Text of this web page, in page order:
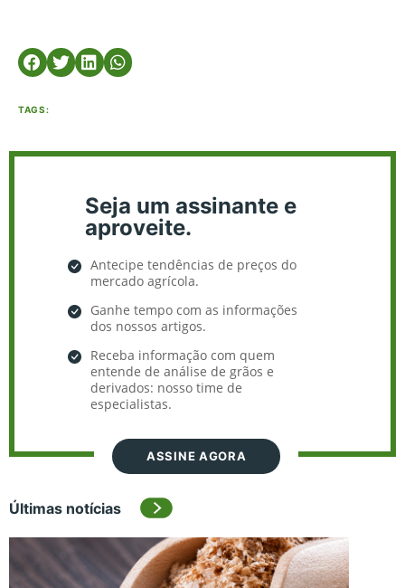
TAGS:
Seja um assinante e
aproveite.
Antecipe tendências de preços do
mercado agrícola.
Ganhe tempo com as informações
dos nossos artigos.
Receba informação com quem
entende de análise de grãos e
derivados: nosso time de
especialistas.
ASSINE AGORA
Últimas notícias